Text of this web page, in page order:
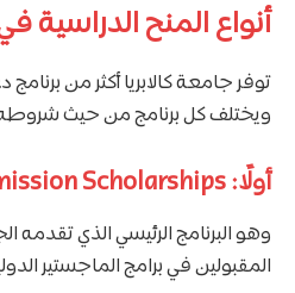
أنواع المنح الدراسية
توفر جامعة كالابريا أكثر من
ويختلف كل برنامج من حيث
أولًا: UNICAL Admission Scholarships
وهو البرنامج الرئيسي الذي تقدمه
المقبولين في برامج الماجستير